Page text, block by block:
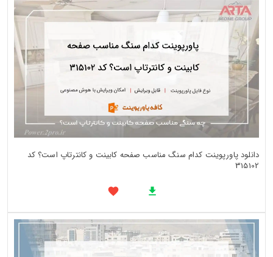
دانلود پاورپوینت کدام سنگ مناسب صفحه کابینت و کانترتاپ است؟ کد
315102